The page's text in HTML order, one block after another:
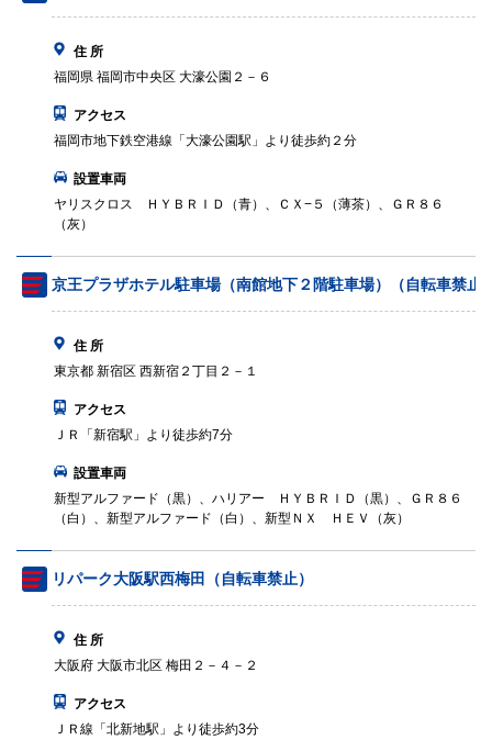
住 所
福岡県 福岡市中央区 大濠公園２－６
アクセス
福岡市地下鉄空港線「大濠公園駅」より徒歩約２分
設置車両
ヤリスクロス ＨＹＢＲＩＤ（青）、ＣＸ−５（薄茶）、ＧＲ８６
（灰）
京王プラザホテル駐車場（南館地下２階駐車場）（自転車禁止
住 所
東京都 新宿区 西新宿２丁目２－１
アクセス
ＪＲ「新宿駅」より徒歩約7分
設置車両
新型アルファード（黒）、ハリアー ＨＹＢＲＩＤ（黒）、ＧＲ８６
（白）、新型アルファード（白）、新型ＮＸ ＨＥＶ（灰）
リパーク大阪駅西梅田（自転車禁止）
住 所
大阪府 大阪市北区 梅田２－４－２
アクセス
ＪＲ線「北新地駅」より徒歩約3分